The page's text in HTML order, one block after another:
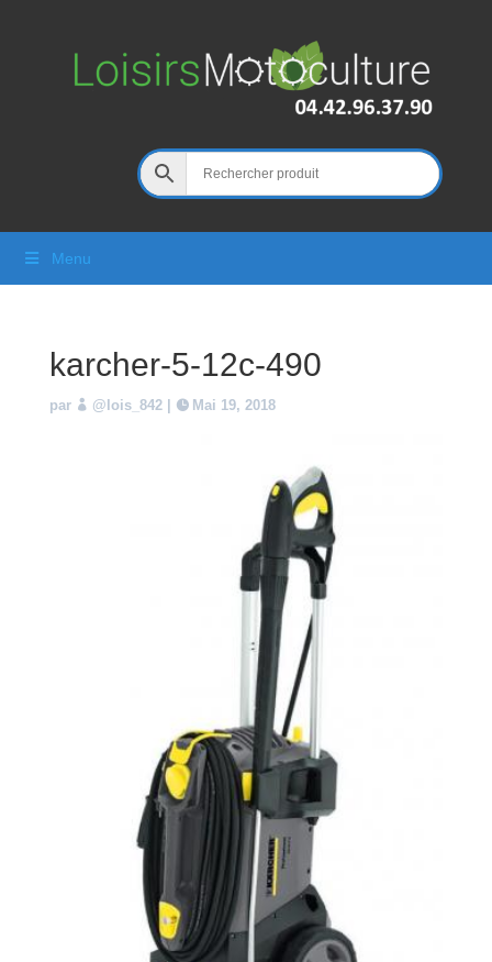
Menu
karcher-5-12c-490
par @lois_842| Mai 19, 2018